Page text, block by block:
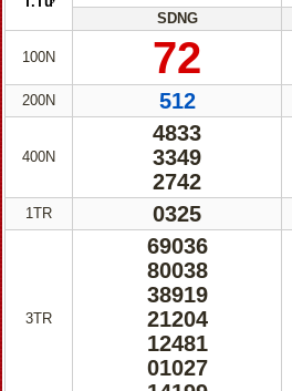
100N
200N
400N
1TR
3TR
SDNG
72
512
4833
3349
2742
0325
69036
80038
38919
21204
12481
01027